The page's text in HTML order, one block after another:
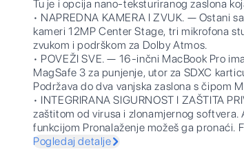
Tu je i opcija nano-teksturiranog zaslona
• NAPREDNA KAMERA I ZVUK. — Ostani
kameri 12MP Center Stage, tri mikrofona
zvukom i podrškom za Dolby Atmos.
• POVEŽI SVE. — 16-inčni MacBook Pro
MagSafe 3 za punjenje, utor za SDXC
Podržava do dva vanjska zaslona s čipom
• INTEGRIRANA SIGURNOST I ZAŠTITA
zaštitom od virusa i zlonamjernog softvera.
funkcijom Pronalaženje možeš ga pronaći.
kako im drugi ne bi pristupili. Besplatna
Pogledaj detalje